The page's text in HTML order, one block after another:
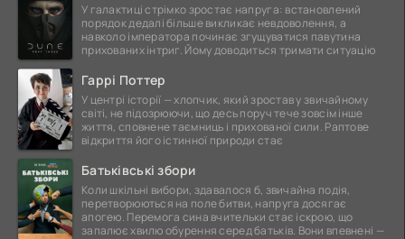
У галактиці стрімко зростає напруга: встановлений
порядок дедалі більше викликає невдоволення, а
навколо імператора починає згущуватися павутина
прихованих інтриг. Йому доводиться тримати ситуацію
Гаррі Поттер
У центрі історії — хлопчик, який зростав у звичайному
світі, не підозрюючи, що десь поруч тече зовсім інше
життя, сповнене таємниць і прихованої сили. Раптове
відкриття його істинної природи стає
Батьківські збори
Коли шкільні вибори, здавалося б, звичайна подія,
перетворюються на поле битви, напруга досягає
апогею. Перемога сина вчительки стає іскрою, що
запалює хвилю обурення серед батьків. Вони впевнені —